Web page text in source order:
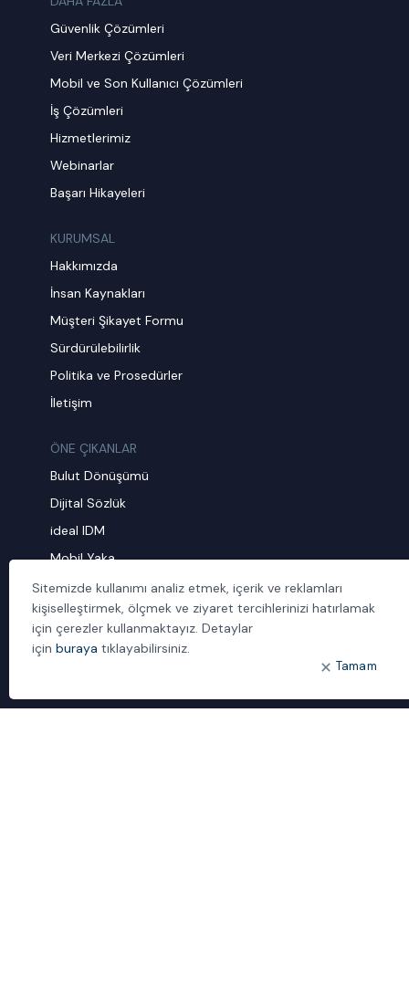
Güvenlik Çözümleri
Veri Merkezi Çözümleri
Mobil ve Son Kullanıcı Çözümleri
İş Çözümleri
Hizmetlerimiz
Webinarlar
Başarı Hikayeleri
KURUMSAL
Hakkımızda
İnsan Kaynakları
Müşteri Şikayet Formu
Sürdürülebilirlik
Politika ve Prosedürler
İletişim
ÖNE ÇIKANLAR
Bulut Dönüşümü
Dijital Sözlük
ideal IDM
Mobil Yaka
Yönetilen Hizmetler
Sitemizde kullanımı analiz etmek, içerik ve reklamları
kişiselleştirmek, ölçmek ve ziyaret tercihlerinizi hatırlamak
için çerezler kullanmaktayız. Detaylar
için buraya tıklayabilirsiniz.
Tamam